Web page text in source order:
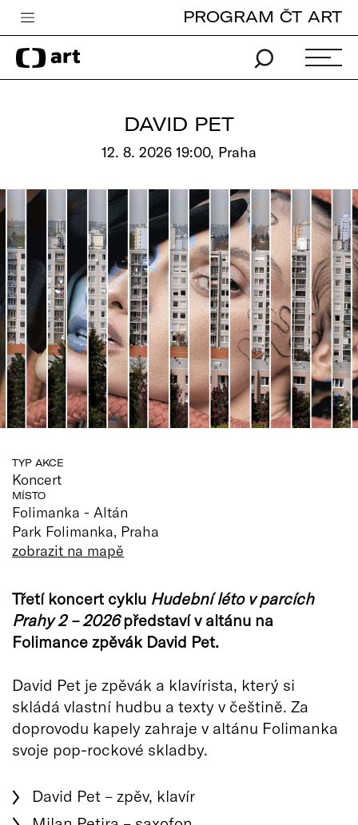
Česká televize
Zpravodajství
Pro děti
edu
Vše o ČT
PROGRAM ČT ART
DAVID PET
12. 8. 2026 19:00, Praha
TYP AKCE
Koncert
MÍSTO
Folimanka - Altán
Park Folimanka, Praha
zobrazit na mapě
Třetí koncert cyklu Hudební léto v parcích
Prahy 2 – 2026představí v altánu na
Folimance zpěvák David Pet.
David Pet je zpěvák a klavírista, který si
skládá vlastní hudbu a texty v češtině. Za
doprovodu kapely zahraje v altánu Folimanka
svoje pop-rockové skladby.
David Pet – zpěv, klavír